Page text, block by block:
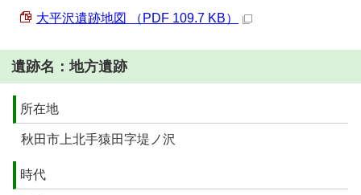
大平沢遺跡地図 （PDF 109.7 KB）
遺跡名：地方遺跡
所在地
秋田市上北手猿田字堤ノ沢
時代